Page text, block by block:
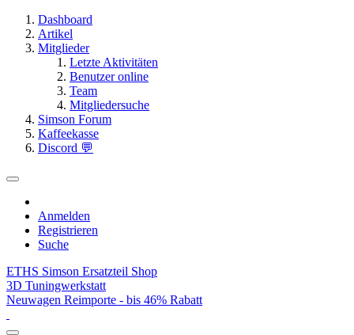
Dashboard
Artikel
Mitglieder
Letzte Aktivitäten
Benutzer online
Team
Mitgliedersuche
Simson Forum
Kaffeekasse
Discord 💬
Anmelden
Registrieren
Suche
ETHS Simson Ersatzteil Shop
3D Tuningwerkstatt
Neuwagen Reimporte - bis 46% Rabatt